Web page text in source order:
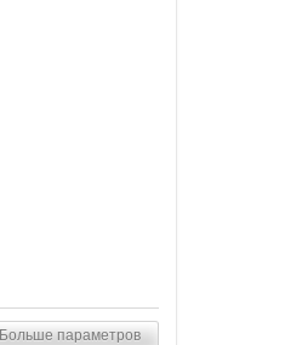
Больше параметров